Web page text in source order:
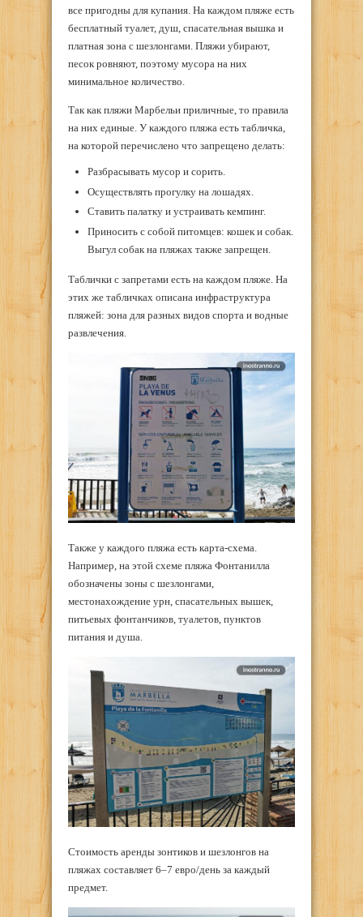
все пригодны для купания. На каждом пляже есть
бесплатный туалет, душ, спасательная вышка и
платная зона с шезлонгами. Пляжи убирают,
песок ровняют, поэтому мусора на них
минимальное количество.
Так как пляжи Марбельи приличные, то правила
на них единые. У каждого пляжа есть табличка,
на которой перечислено что запрещено делать:
Разбрасывать мусор и сорить.
Осуществлять прогулку на лошадях.
Ставить палатку и устраивать кемпинг.
Приносить с собой питомцев: кошек и собак.
Выгул собак на пляжах также запрещен.
Таблички с запретами есть на каждом пляже. На
этих же табличках описана инфраструктура
пляжей: зона для разных видов спорта и водные
развлечения.
Также у каждого пляжа есть карта-схема.
Например, на этой схеме пляжа Фонтанилла
обозначены зоны с шезлонгами,
местонахождение урн, спасательных вышек,
питьевых фонтанчиков, туалетов, пунктов
питания и душа.
Стоимость аренды зонтиков и шезлонгов на
пляжах составляет 6–7 евро/день за каждый
предмет.